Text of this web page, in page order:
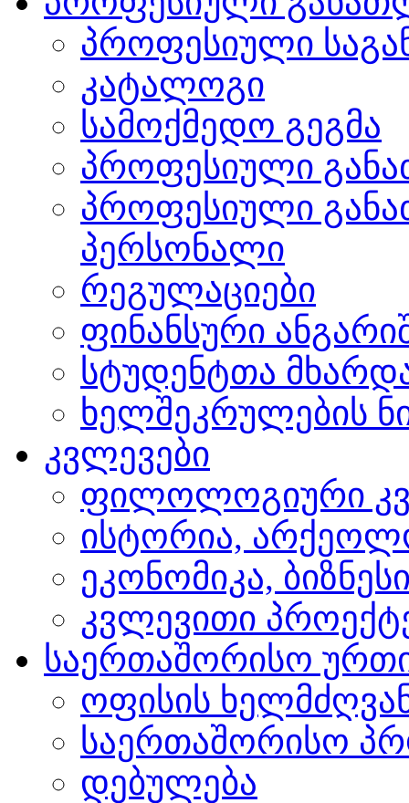
პროფესიული
კატალოგი
სამოქმედო გეგმა
პროფესიული
პროფესიული
პერსონალი
რეგულაციები
ფინანსური
სტუდენტთა
ხელშეკრულების
კვლევები
ფილოლოგიური
ისტორია,
ეკონომიკა,
კვლევითი
საერთაშორისო
ოფისის
საერთაშორისო
დებულება